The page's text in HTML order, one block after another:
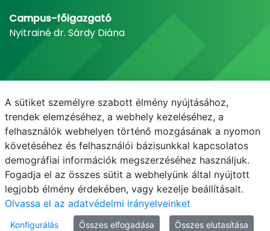
Campus-főigazgató
Nyitrainé dr. Sárdy Diána
E-mail Telefonkönyv NEPTUN E-learning
A sütiket személyre szabott élmény nyújtásához,
trendek elemzéséhez, a webhely kezeléséhez, a
felhasználók webhelyen történő mozgásának a nyomon
követéséhez és felhasználói bázisunkkal kapcsolatos
demográfiai információk megszerzéséhez használjuk.
Fogadja el az összes sütit a webhelyünk által nyújtott
legjobb élmény érdekében, vagy kezelje beállításait.
Olvassa el az adatvédelmi irányelveinket
Konfigurálás Összes elfogadása Összes elutasítása